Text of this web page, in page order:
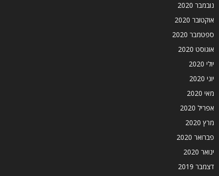
נובמבר 2020
אוקטובר 2020
ספטמבר 2020
אוגוסט 2020
יולי 2020
יוני 2020
מאי 2020
אפריל 2020
מרץ 2020
פברואר 2020
ינואר 2020
דצמבר 2019